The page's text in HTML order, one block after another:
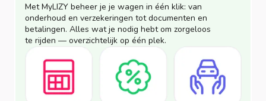
Met MyLIZY beheer je je wagen in één klik: van
onderhoud en verzekeringen tot documenten en
betalingen. Alles wat je nodig hebt om zorgeloos
te rijden — overzichtelijk op één plek.